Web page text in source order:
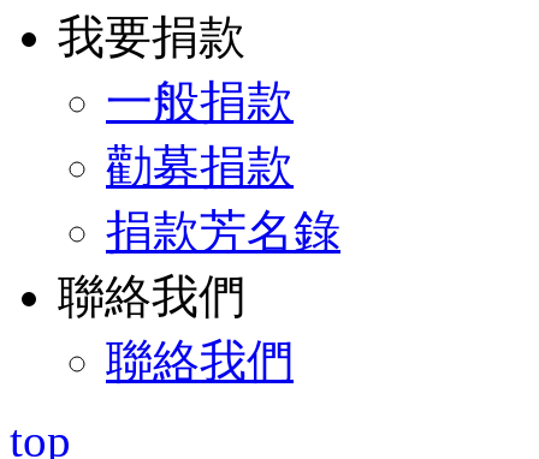
我要捐款
一般捐款
勸募捐款
捐款芳名錄
聯絡我們
聯絡我們
top